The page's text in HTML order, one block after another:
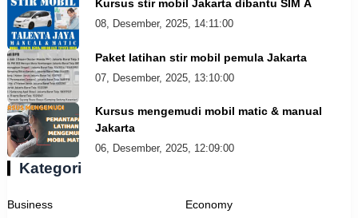
Kursus stir mobil Jakarta dibantu SIM A
08, Desember, 2025, 14:11:00
Paket latihan stir mobil pemula Jakarta
07, Desember, 2025, 13:10:00
Kursus mengemudi mobil matic & manual
Jakarta
06, Desember, 2025, 12:09:00
Kategori
Business Economy